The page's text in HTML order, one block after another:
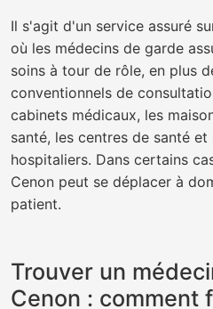
Il s'agit d'un service assuré
où les médecins de garde
soins à tour de rôle, en plus
conventionnels de
cabinets médicaux, les
santé, les centres de santé
hospitaliers. Dans certains
Cenon peut se déplacer à
patient.
Trouver un
Cenon : comment